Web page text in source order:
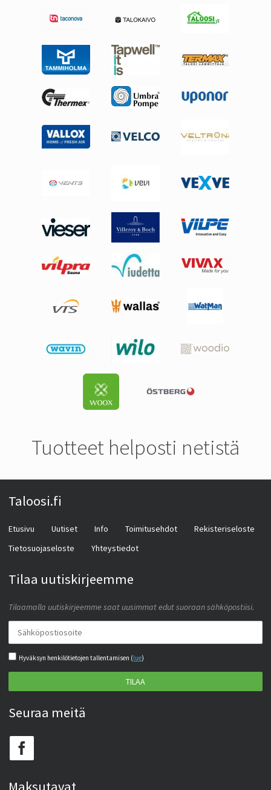
Tuotteet helposti netistä
Taloosi.fi
Etusivu Uutiset Info Toimitusehdot
Rekisteriseloste
Tietosuojaseloste
Yhteystiedot
Tilaa uutiskirjeemme
Tilaamalla uutiskirjeemme saat uusimmat edut suoraan sähköpostiisi.
Hyväksyn henkilötietojen tallentamisen (lue)
TILAA
Seuraa meitä